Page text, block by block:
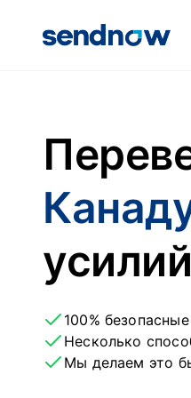
усилий
100%
Несколько
Мы делаем это